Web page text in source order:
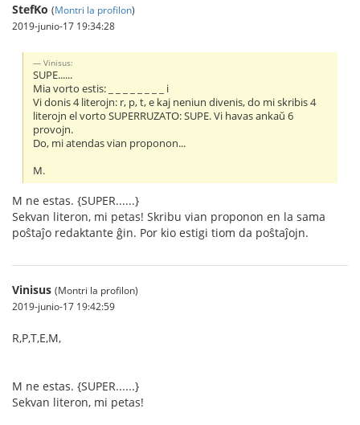
StefKo (Montri la profilon)
2019-junio-17 19:34:28
Vinisus:
SUPE......
Mia vorto estis: _ _ _ _ _ _ _ _ i
Vi donis 4 literojn: r, p, t, e kaj neniun divenis, do mi skribis 4
literojn el vorto SUPERRUZATO: SUPE. Vi havas ankaŭ 6
provojn.
Do, mi atendas vian proponon...
M.
M ne estas. {SUPER......}
Sekvan literon, mi petas! Skribu vian proponon en la sama
poŝtaĵo redaktante ĝin. Por kio estigi tiom da poŝtaĵojn.
Vinisus (Montri la profilon)
2019-junio-17 19:42:59
R,P,T,E,M,
M ne estas. {SUPER......}
Sekvan literon, mi petas!